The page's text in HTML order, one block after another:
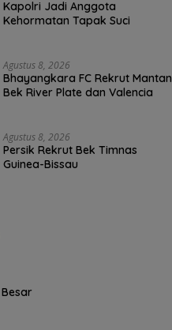
Kapolri Jadi Anggota
Kehormatan Tapak Suci
Agustus 8, 2026
Bhayangkara FC Rekrut Mantan
Bek River Plate dan Valencia
Agustus 8, 2026
Persik Rekrut Bek Timnas
Guinea-Bissau